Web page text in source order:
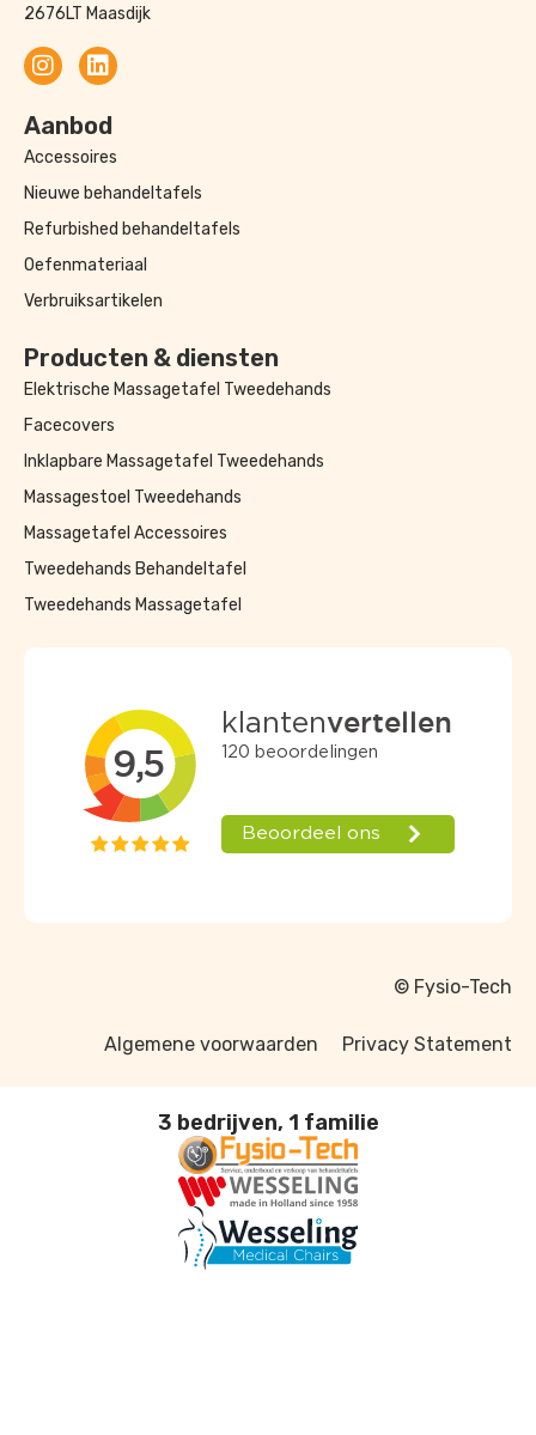
2676LT Maasdijk
Aanbod
Accessoires
Nieuwe behandeltafels
Refurbished behandeltafels
Oefenmateriaal
Verbruiksartikelen
Producten & diensten
Elektrische Massagetafel Tweedehands
Facecovers
Inklapbare Massagetafel Tweedehands
Massagestoel Tweedehands
Massagetafel Accessoires
Tweedehands Behandeltafel
Tweedehands Massagetafel
© Fysio-Tech
Algemene voorwaarden Privacy Statement
3 bedrijven, 1 familie